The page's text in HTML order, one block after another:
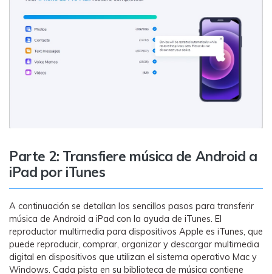
Parte 2: Transfiere música de Android a
iPad por iTunes
A continuación se detallan los sencillos pasos para transferir
música de Android a iPad con la ayuda de iTunes. El
reproductor multimedia para dispositivos Apple es iTunes, que
puede reproducir, comprar, organizar y descargar multimedia
digital en dispositivos que utilizan el sistema operativo Mac y
Windows. Cada pista en su biblioteca de música contiene